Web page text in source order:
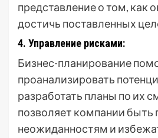
представление о том, как
достичь поставленных
4. Управление рисками:
Бизнес-планирование
проанализировать
разработать планы по их
позволяет компании быть
неожиданностям и